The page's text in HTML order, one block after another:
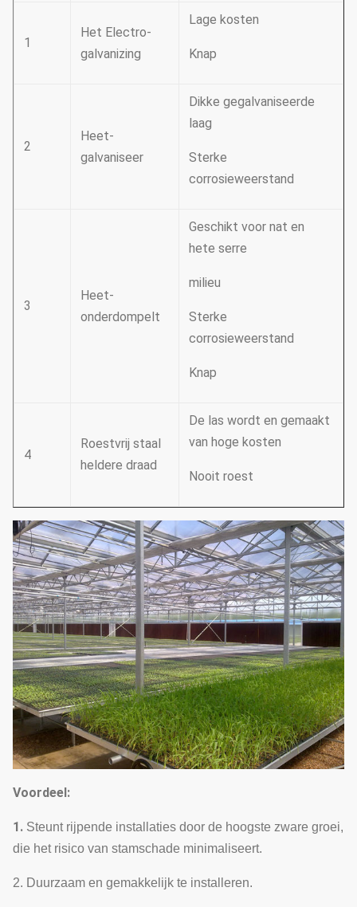
1
Het Electro-
galvanizing
Lage kosten
Knap
2
Heet-
galvaniseer
Dikke gegalvaniseerde
laag
Sterke
corrosieweerstand
3
Heet-
onderdompelt
Geschikt voor nat en
hete serre
milieu
Sterke
corrosieweerstand
Knap
4
Roestvrij staal
heldere draad
De las wordt en gemaakt
van hoge kosten
Nooit roest
Voordeel:
1. Steunt rijpende installaties door de hoogste zware groei,
die het risico van stamschade minimaliseert.
2. Duurzaam en gemakkelijk te installeren.